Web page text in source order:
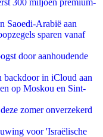
300 miljoen premium-
Saoedi-Arabië aan
sparen vanaf
door aanhoudende
backdoor in iCloud aan
op Moskou en Sint-
zomer onverzekerd
voor 'Israëlische